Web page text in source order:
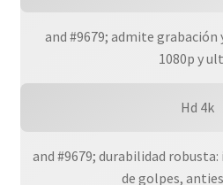
and #9679; admite
1080p y
Hd 4k
and #9679; durabilidad
de golpes,